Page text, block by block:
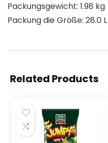
Packungsgewicht: 1.98 kg
Packung die Größe: 28.0
Related Products